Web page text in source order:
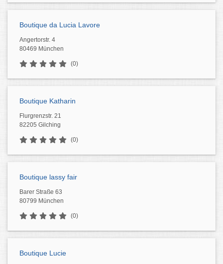
Boutique da Lucia Lavore
Angertorstr. 4
80469 München
(0)
Boutique Katharin
Flurgrenzstr. 21
82205 Gilching
(0)
Boutique lassy fair
Barer Straße 63
80799 München
(0)
Boutique Lucie